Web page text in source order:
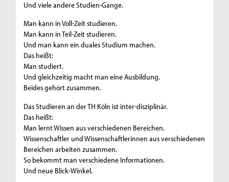
Und viele andere Studien-Gänge.
Man kann in Voll-Zeit studieren.
Man kann in Teil-Zeit studieren.
Und man kann ein duales Studium machen.
Das heißt:
Man studiert.
Und gleichzeitig macht man eine Ausbildung.
Beides gehört zusammen.
Das Studieren an der TH Köln ist inter-disziplinär.
Das heißt:
Man lernt Wissen aus verschiedenen Bereichen.
Wissenschaftler und Wissenschaftlerinnen aus verschiedenen
Bereichen arbeiten zusammen.
So bekommt man verschiedene Informationen.
Und neue Blick-Winkel.